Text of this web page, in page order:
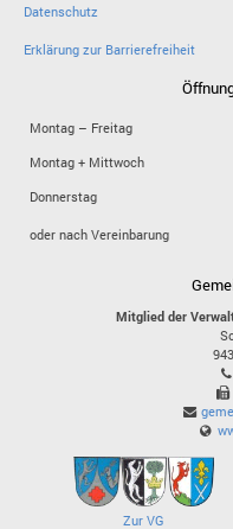
Datenschutz
Erklärung zur Barrierefreiheit
Montag – Freitag
Montag + Mittwoch
Donnerstag
oder nach Vereinbarung
Mitglied der
Zur VG